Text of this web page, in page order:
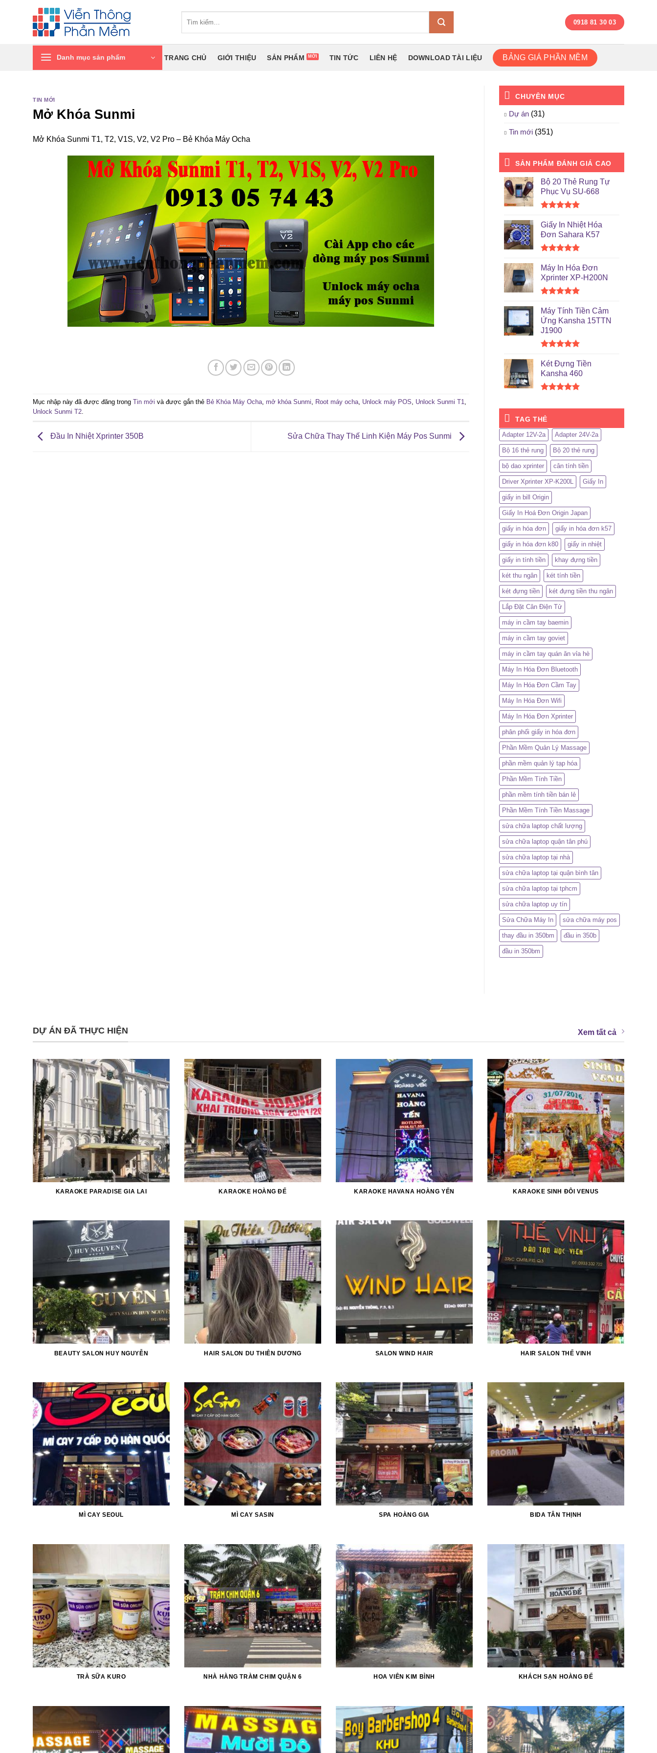
kiếm:
0918 81 30 03
Danh mục sản phẩm TRANG CHỦ GIỚI THIỆU SẢN PHẨM TIN TỨC LIÊN HỆ DOWNLOAD TÀI LIỆU BẢNG GIÁ PHẦN MỀM
TIN MỚI
Mở Khóa Sunmi
Mở Khóa Sunmi T1, T2, V1S, V2, V2 Pro – Bẻ Khóa Máy Ocha
Mục nhập này đã được đăng trong Tin mới và được gắn thẻ Bẻ Khóa Máy Ocha, mở khóa Sunmi, Root máy ocha, Unlock máy POS, Unlock Sunmi T1,
Unlock Sunmi T2.
Đầu In Nhiệt Xprinter 350B Sửa Chữa Thay Thế Linh Kiện Máy Pos Sunmi
CHUYÊN MỤC
Dự án(31)
Tin mới(351)
SẢN PHẨM ĐÁNH GIÁ CAO
Bộ 20 Thẻ Rung Tự
Phục Vụ SU-668
hạng5.00
5 sao
Giấy In Nhiệt Hóa
Đơn Sahara K57
hạng5.00
5 sao
Máy In Hóa Đơn
Xprinter XP-H200N
hạng5.00
5 sao
Máy Tính Tiền Cảm
Ứng Kansha 15TTN
J1900
hạng5.00
5 sao
Két Đựng Tiền
Kansha 460
5 sao
TAG THẺ
Adapter 12V-2a Adapter 24V-2a
Bộ 16 thẻ rung Bộ 20 thẻ rung
bộ dao xprinter cân tính tiền
Driver Xprinter XP-K200L Giấy In
giấy in bill Origin
Giấy In Hoá Đơn Origin Japan
giấy in hóa đơn giấy in hóa đơn k57
giấy in hóa đơn k80 giấy in nhiệt
giấy in tính tiền khay đựng tiền
két thu ngân két tính tiền
két đựng tiền két đựng tiền thu ngân
Lắp Đặt Cân Điện Tử
máy in cầm tay baemin
máy in cầm tay goviet
máy in cầm tay quán ăn vỉa hè
Máy In Hóa Đơn Bluetooth
Máy In Hóa Đơn Cầm Tay
Máy In Hóa Đơn Wifi
Máy In Hóa Đơn Xprinter
phân phối giấy in hóa đơn
Phần Mềm Quản Lý Massage
phần mềm quản lý tạp hóa
Phần Mềm Tính Tiền
phần mềm tính tiền bán lẻ
Phần Mềm Tính Tiền Massage
sửa chữa laptop chất lượng
sửa chữa laptop quận tân phú
sửa chữa laptop tại nhà
sửa chữa laptop tại quận bình tân
sửa chữa laptop tại tphcm
sửa chữa laptop uy tín
Sửa Chữa Máy In sửa chữa máy pos
thay đầu in 350bm đầu in 350b
đầu in 350bm
DỰ ÁN ĐÃ THỰC HIỆN Xem tất cả
KARAOKE PARADISE GIA LAI KARAOKE HOÀNG ĐẾ KARAOKE HAVANA HOÀNG YẾN KARAOKE SINH ĐÔI VENUS
BEAUTY SALON HUY NGUYỄN HAIR SALON DU THIÊN DƯƠNG SALON WIND HAIR HAIR SALON THẾ VINH
MÌ CAY SEOUL MÌ CAY SASIN SPA HOÀNG GIA BIDA TÂN THỊNH
TRÀ SỮA KURO NHÀ HÀNG TRÀM CHIM QUẬN 6 HOA VIÊN KIM BÌNH KHÁCH SẠN HOÀNG ĐẾ